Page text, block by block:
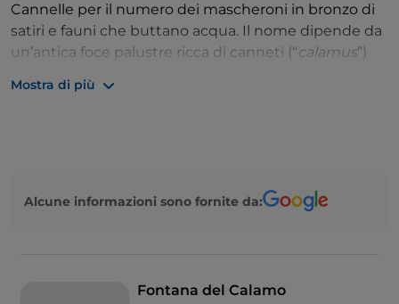
Cannelle per il numero dei mascheroni in bronzo di
satiri e fauni che buttano acqua. Il nome dipende da
un’antica foce palustre ricca di canneti (“calamus”)
’500 in forme manieriste, su un progetto attribuito al
Cardeto
qui anche la chiesa di S. Biagio, fatta costruire in
Mostra di più
Alcune informazioni sono fornite da:
Fontana del Calamo